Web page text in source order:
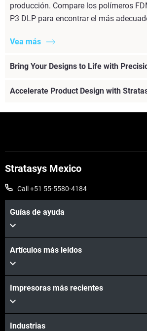
producción. Compare los polímeros
P3 DLP para encontrar el más
Vea más
Bring Your Designs to Life with
Vea más
Accelerate Product Design with
Vea más
Stratasys Mexico
Call +51 55-5580-4184
Guías de ayuda
Artículos más leídos
Impresoras más recientes
Industrias